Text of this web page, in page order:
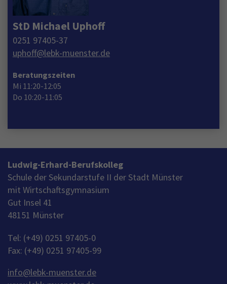
StD Michael Uphoff
0251 97405-37
uphoff@lebk-muenster.de
Beratungszeiten
Mi 11:20-12:05
Do 10:20-11:05
Ludwig-Erhard-Berufskolleg
Schule der Sekundarstufe II der Stadt Münster
mit Wirtschaftsgymnasium
Gut Insel 41
48151 Münster
Tel: (+49) 0251 97405-0
Fax: (+49) 0251 97405-99
info@lebk-muenster.de